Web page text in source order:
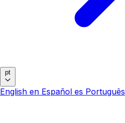
pt
English en Español es Português